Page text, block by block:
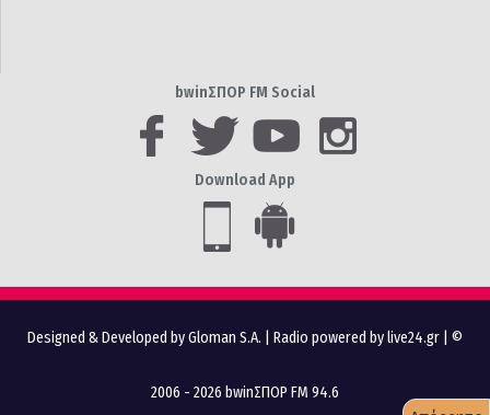
bwinΣΠΟΡ FM Social
Download App
Designed & Developed by Gloman S.A. Radio powered by live24.gr | ©
2006 - 2026 bwinΣΠΟΡ FM 94.6